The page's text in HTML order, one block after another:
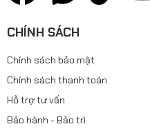
CHÍNH SÁCH
Chính sách bảo mật
Chính sách thanh toán
Hỗ trợ tư vấn
Bảo hành - Bảo trì